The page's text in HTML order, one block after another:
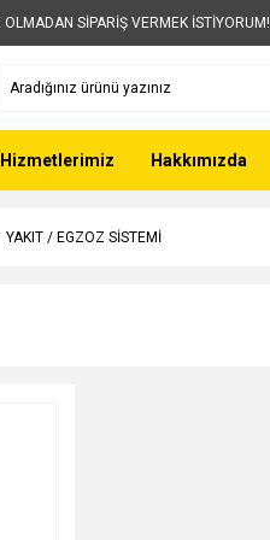
OLMADAN SİPARİŞ VERMEK İSTİYORUM!
Hakkımızda
YAKIT / EGZOZ SİSTEMİ